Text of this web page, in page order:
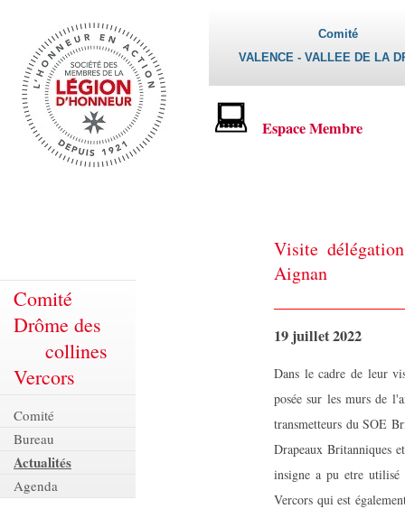
Comité
VALENCE - VALLEE DE LA
Espace Membre
Comité
Drôme des
collines
Vercors
Comité
Bureau
Actualités
Agenda
Visite
Aignan
19 juillet 2022
Dans le cadre de leur
posée sur les murs de
transmetteurs du SOE
Drapeaux Britanniques
insigne a pu etre
Vercors qui est